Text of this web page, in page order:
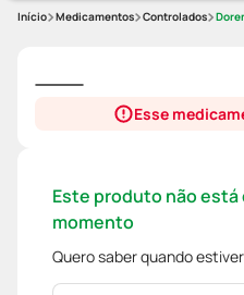
Medicamentos Controlados
Esse
Este produto não
momento
Quero saber quando